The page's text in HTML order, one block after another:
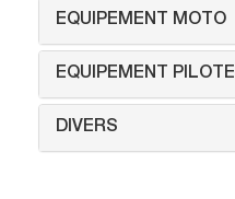
EQUIPEMENT MOTO
EQUIPEMENT PILOTE
DIVERS